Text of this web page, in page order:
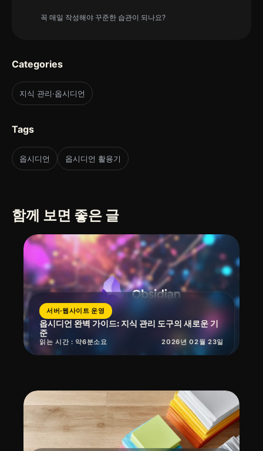
꼭 매일 작성해야 꾸준한 습관이 되나요?
Categories
지식 관리·옵시디언
Tags
옵시디언 옵시디언 활용기
함께 보면 좋은 글
서버·웹사이트 운영
옵시디언 완벽 가이드: 지식 관리 도구의 새로운 기
준
읽는 시간 : 약6분소요 2026년 02월 23일